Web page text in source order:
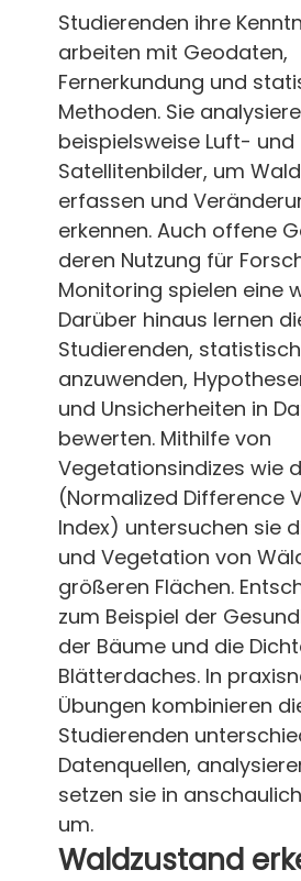
Studierenden ihre
arbeiten mit Geodaten,
Fernerkundung und
Methoden. Sie
beispielsweise Luft- und
Satellitenbilder, um
erfassen und
erkennen. Auch offene
deren Nutzung für
Monitoring spielen eine
Darüber hinaus lernen
Studierenden,
anzuwenden,
und Unsicherheiten in
bewerten. Mithilfe von
Vegetationsindizes wie
(Normalized Difference
Index) untersuchen sie
und Vegetation von
größeren Flächen.
zum Beispiel der
der Bäume und die
Blätterdaches. In
Übungen kombinieren
Studierenden
Datenquellen,
setzen sie in
um.
Waldzustand